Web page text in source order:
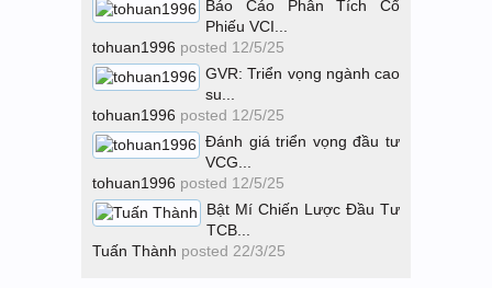
Báo Cáo Phân Tích Cổ
Phiếu VCI...
tohuan1996 posted 12/5/25
GVR: Triển vọng ngành cao
su...
tohuan1996 posted 12/5/25
Đánh giá triển vọng đầu tư
VCG...
tohuan1996 posted 12/5/25
Bật Mí Chiến Lược Đầu Tư
TCB...
Tuấn Thành posted 22/3/25